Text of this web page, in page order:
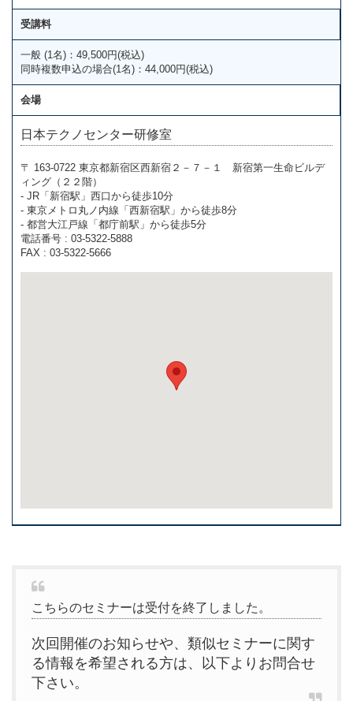
受講料
一般 (1名)：49,500円(税込)
同時複数申込の場合(1名)：44,000円(税込)
会場
日本テクノセンター研修室
〒 163-0722 東京都新宿区西新宿２－７－１ 新宿第一生命ビルデ
ィング（２２階）
- JR「新宿駅」西口から徒歩10分
- 東京メトロ丸ノ内線「西新宿駅」から徒歩8分
- 都営大江戸線「都庁前駅」から徒歩5分
電話番号 : 03-5322-5888
FAX : 03-5322-5666
こちらのセミナーは受付を終了しました。
次回開催のお知らせや、類似セミナーに関す
る情報を希望される方は、以下よりお問合せ
下さい。